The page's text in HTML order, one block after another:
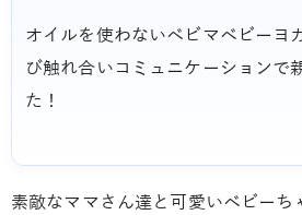
オイルを使わないベビマベビー
び触れ合いコミュニケーションで
た！
素敵なママさん達と可愛いベビーち